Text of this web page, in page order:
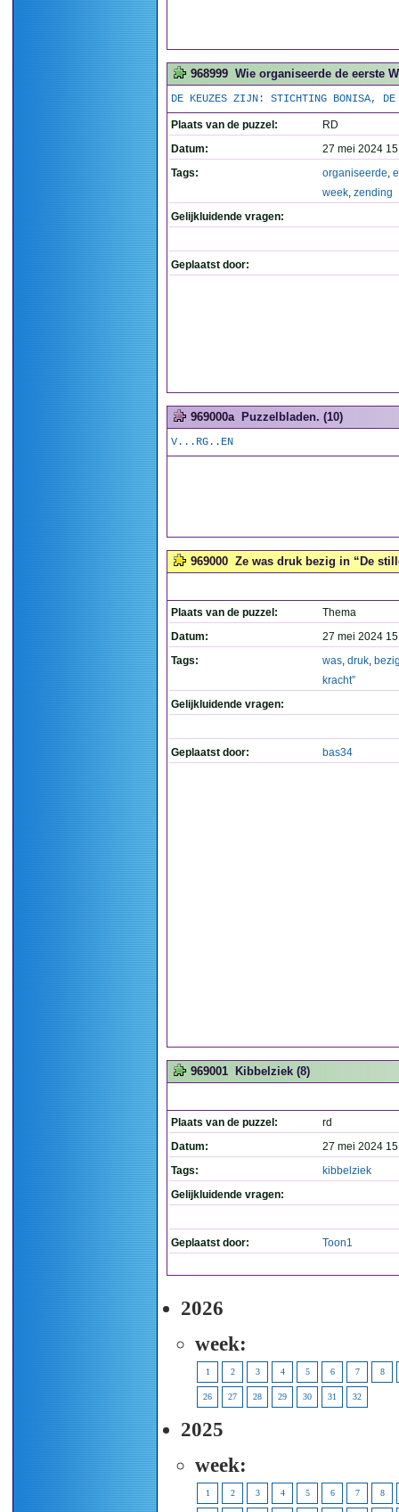
968999 Wie organiseerde de eerste
DE KEUZES ZIJN: STICHTING BONISA, DE
Plaats van de puzzel:
RD
Datum:
27 mei 2024
Tags:
organiseerde,
week, zending
Gelijkluidende vragen:
Geplaatst door:
969000a Puzzelbladen. (10)
V...RG..EN
969000 Ze was druk bezig in “De
Plaats van de puzzel:
Thema
Datum:
27 mei 2024
Tags:
was, druk,
kracht”
Gelijkluidende vragen:
Geplaatst door: bas34
969001 Kibbelziek (8)
Plaats van de puzzel:
rd
Datum:
27 mei 2024
Tags:
kibbelziek
Gelijkluidende vragen:
Geplaatst door: Toon1
2026
week:
1 2 3 4 5 6 7 8
26 27 28 29 30 31 32
2025
week:
1 2 3 4 5 6 7 8